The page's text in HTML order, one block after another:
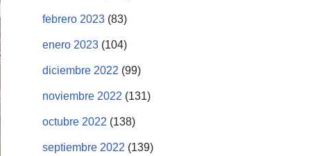
febrero 2023 (83)
enero 2023 (104)
diciembre 2022 (99)
noviembre 2022 (131)
octubre 2022 (138)
septiembre 2022 (139)